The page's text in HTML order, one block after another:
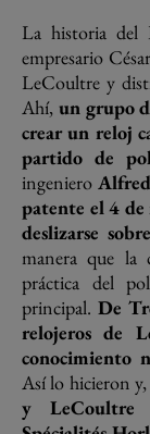
La historia del
empresario
LeCoultre y
Ahí, un grupo
crear un reloj
partido de
ingeniero
patente el 4 de
deslizarse
manera que la
práctica del
principal. De
relojeros de
conocimiento
Así lo hicieron
y LeCoultre